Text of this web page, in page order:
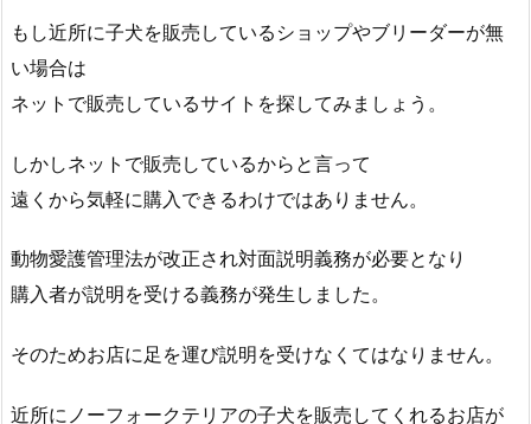
もし近所に子犬を販売しているショップやブリーダーが無
い場合は
ネットで販売しているサイトを探してみましょう。
しかしネットで販売しているからと言って
遠くから気軽に購入できるわけではありません。
動物愛護管理法が改正され対面説明義務が必要となり
購入者が説明を受ける義務が発生しました。
そのためお店に足を運び説明を受けなくてはなりません。
近所にノーフォークテリアの子犬を販売してくれるお店が